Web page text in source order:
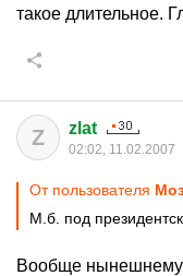
такое длительное.
Z zlat
02:02, 11.02.2007
От пользователя
М.б. под
Вообще нынешнему